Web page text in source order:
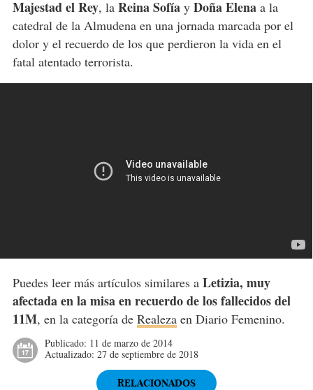
Majestad el Rey, la Reina Sofíay Doña Elenaa la
catedral de la Almudena en una jornada marcada por el
dolor y el recuerdo de los que perdieron la vida en el
fatal atentado terrorista.
Puedes leer más artículos similares a Letizia, muy
afectada en la misa en recuerdo de los fallecidos del
11M, en la categoría de Realezaen Diario Femenino.
Publicado: 11 de marzo de 2014
Actualizado: 27 de septiembre de 2018
RELACIONADOS